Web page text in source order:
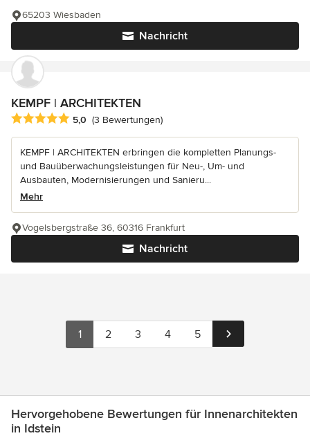
Nachricht
65203 Wiesbaden
KEMPF | ARCHITEKTEN
Durchschnittliche Bewertung: 5 von 5 Sternen
5,0 (3 Bewertungen)
KEMPF | ARCHITEKTEN erbringen die kompletten Planungs-
und Bauüberwachungsleistungen für Neu-, Um- und
Ausbauten, Modernisierungen und Sanieru...
Mehr
Nachricht
Vogelsbergstraße 36, 60316 Frankfurt
1 2 3 4 5
Hervorgehobene Bewertungen für Innenarchitekten
in Idstein